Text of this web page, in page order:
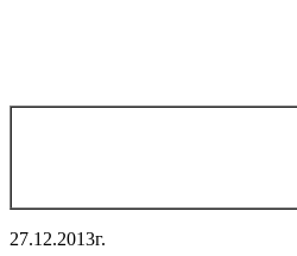
27.12.2013г. №